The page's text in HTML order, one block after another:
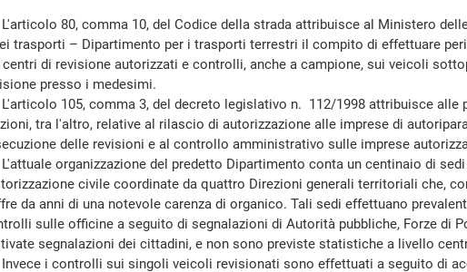
80, comma 10, del Codice della strada attribuisce al Ministero
trasporti – Dipartimento per i trasporti terrestri il compito di effettuare
di revisione autorizzati e controlli, anche a campione, sui veicoli
presso i medesimi.
105, comma 3, del decreto legislativo n. 112/1998 attribuisce alle
tra l'altro, relative al rilascio di autorizzazione alle imprese di
delle revisioni e al controllo amministrativo sulle imprese
organizzazione del predetto Dipartimento conta un centinaio di
civile coordinate da quattro Direzioni generali territoriali che,
da anni di una notevole carenza di organico. Tali sedi effettuano
sulle officine a seguito di segnalazioni di Autorità pubbliche, Forze di
segnalazioni dei cittadini, e non sono previste statistiche a livello
i controlli sui singoli veicoli revisionati sono effettuati a seguito di